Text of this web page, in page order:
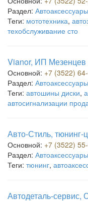
Раздел: Автоаксессуары
Теги: мототехника,
техобслуживание сто
Vianor, ИП
Основной: +7 (3522)
Раздел: Автоаксессуары
Теги: автошины диски,
автосигнализации
Авто-Стиль, тюнинг-
Основной: +7 (3522)
Раздел: Автоаксессуары
Теги: тюнинг,
Автодеталь-сервис,